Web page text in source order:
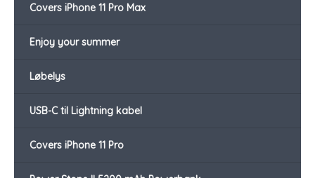
Covers iPhone 11 Pro Max
Enjoy your summer
Løbelys
USB-C til Lightning kabel
Covers iPhone 11 Pro